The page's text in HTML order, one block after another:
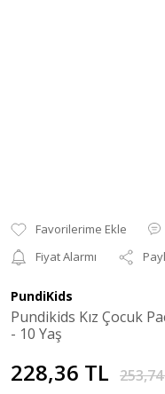
Fiyat Alarmı
PundiKids
Pundikids Kız Çocuk
- 10 Yaş
228,36 TL